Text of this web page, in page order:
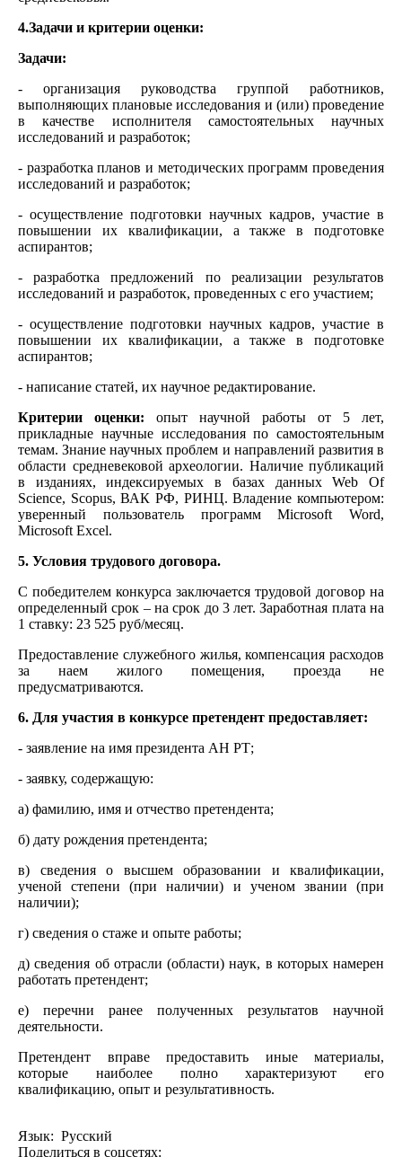
4.Задачи и критерии оценки:
Задачи:
- организация руководства группой работников,
выполняющих плановые исследования и (или) проведение
в качестве исполнителя самостоятельных научных
исследований и разработок;
- разработка планов и методических программ проведения
исследований и разработок;
- осуществление подготовки научных кадров, участие в
повышении их квалификации, а также в подготовке
аспирантов;
- разработка предложений по реализации результатов
исследований и разработок, проведенных с его участием;
- осуществление подготовки научных кадров, участие в
повышении их квалификации, а также в подготовке
аспирантов;
- написание статей, их научное редактирование.
Критерии оценки: опыт научной работы от 5 лет,
прикладные научные исследования по самостоятельным
темам. Знание научных проблем и направлений развития в
области средневековой археологии. Наличие публикаций
в изданиях, индексируемых в базах данных Web Of
Science, Scopus, ВАК РФ, РИНЦ. Владение компьютером:
уверенный пользователь программ Microsoft Word,
Microsoft Excel.
5. Условия трудового договора.
С победителем конкурса заключается трудовой договор на
определенный срок – на срок до 3 лет. Заработная плата на
1 ставку: 23 525 руб/месяц.
Предоставление служебного жилья, компенсация расходов
за наем жилого помещения, проезда не
предусматриваются.
6. Для участия в конкурсе претендент предоставляет:
- заявление на имя президента АН РТ;
- заявку, содержащую:
а) фамилию, имя и отчество претендента;
б) дату рождения претендента;
в) сведения о высшем образовании и квалификации,
ученой степени (при наличии) и ученом звании (при
наличии);
г) сведения о стаже и опыте работы;
д) сведения об отрасли (области) наук, в которых намерен
работать претендент;
е) перечни ранее полученных результатов научной
деятельности.
Претендент вправе предоставить иные материалы,
которые наиболее полно характеризуют его
квалификацию, опыт и результативность.
Язык: Русский
Поделиться в соцсетях: